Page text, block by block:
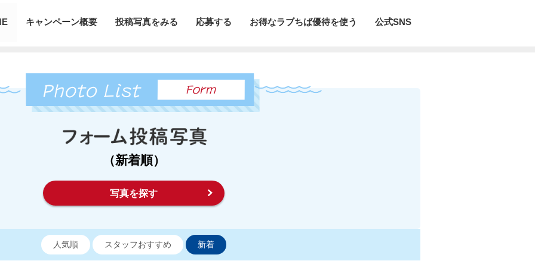
キャンペーン概要 投稿写真をみる 応募する お得なラブちば優待を使う 公式SNS
（新着順）
写真を探す
人気順 スタッフおすすめ 新着